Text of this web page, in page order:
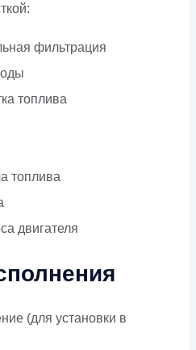
фильтрация
топлива
топлива
двигателя
(для установки в